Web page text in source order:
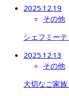
2025.12.19
その他
シェフミー
2025.12.13
その他
大切なご家